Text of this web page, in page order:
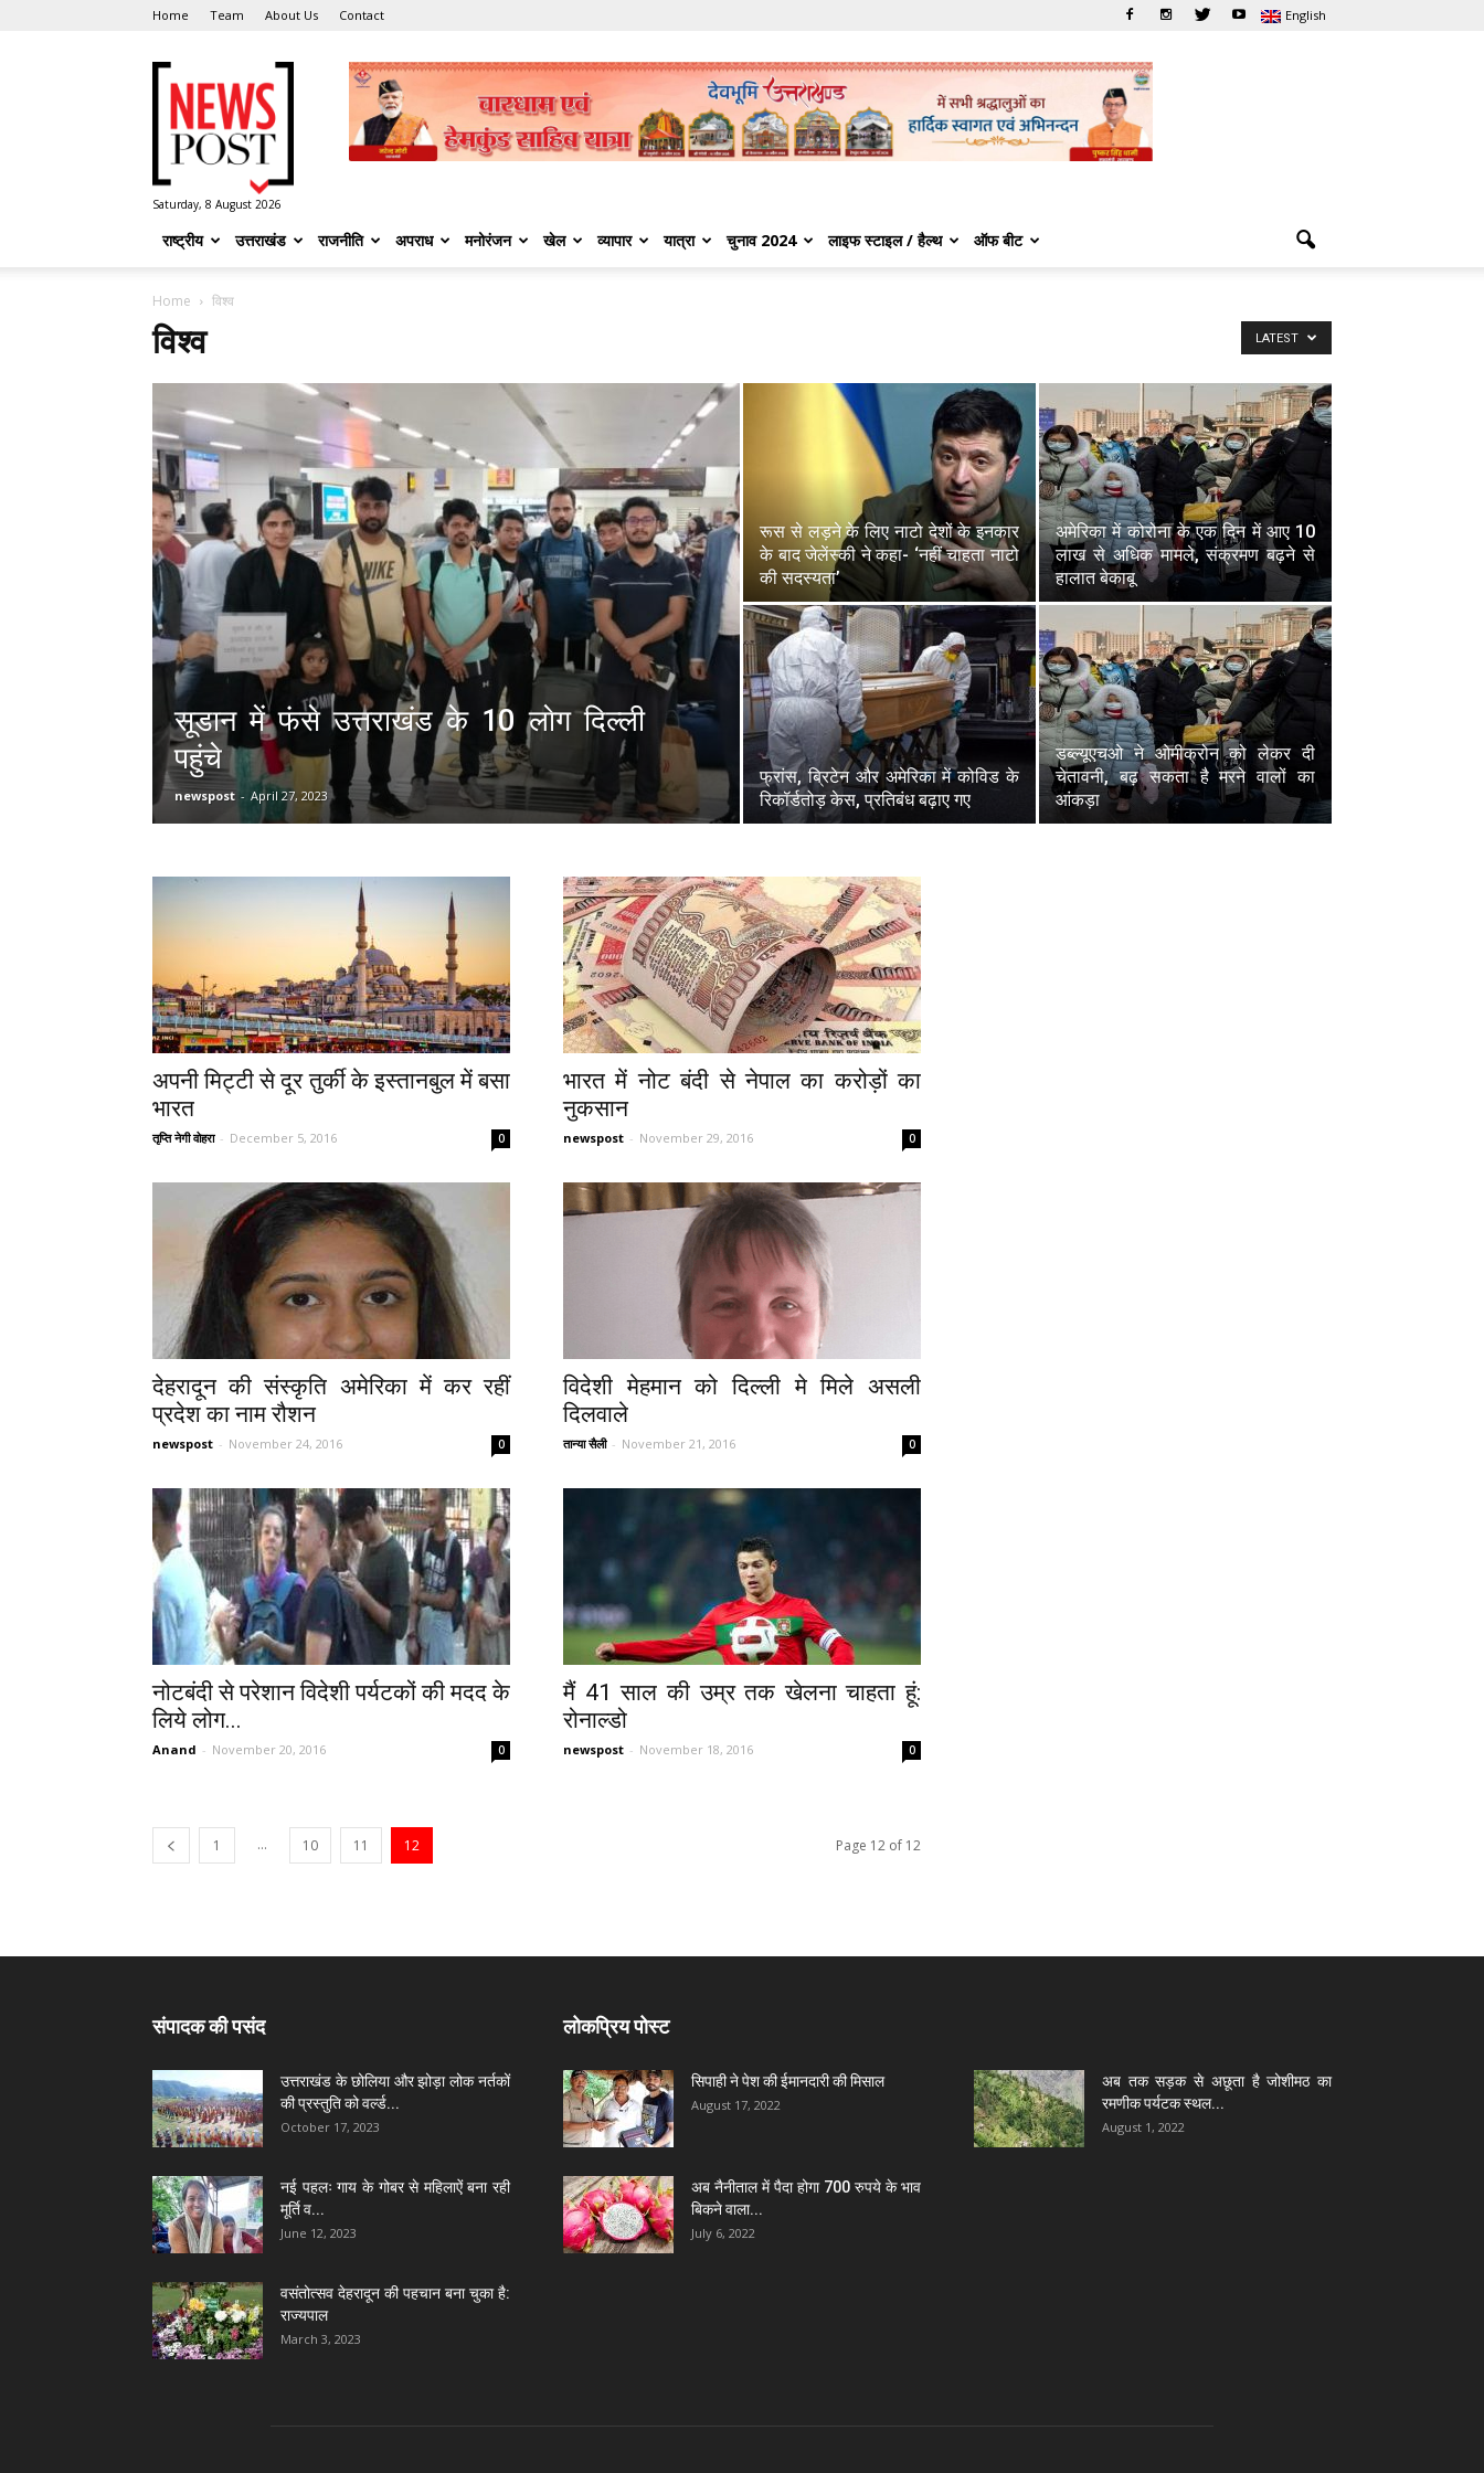
Home Team About Us Contact English
Post
Saturday, 8 August 2026
राष्ट्रीय उत्तराखंड राजनीति अपराध मनोरंजन खेल व्यापार यात्रा चुनाव 2024 लाइफ स्टाइल / हैल्थ ऑफ बीट
Home विश्व
विश्व LATEST
सूडान में फंसे उत्तराखंड के 10 लाेग दिल्ली
पहुंचे
newspost - April 27, 2023
रूस से लड़ने के लिए नाटो देशों के इनकार
के बाद जेलेंस्की ने कहा- ‘नहीं चाहता नाटो
की सदस्यता’
अमेरिका में कोरोना के एक दिन में आए 10
लाख से अधिक मामले, संक्रमण बढ़ने से
हालात बेकाबू
फ्रांस, ब्रिटेन और अमेरिका में कोविड के
रिकॉर्डतोड़ केस, प्रतिबंध बढ़ाए गए
डब्ल्यूएचओ ने ओमीक्रोन को लेकर दी
चेतावनी, बढ़ सकता है मरने वालों का
आंकड़ा
अपनी मिट्टी से दूर तुर्की के इस्तानबुल में बसा
भारत
तृप्ति नेगी वोहरा - December 5, 2016 0
भारत में नोट बंदी से नेपाल का करोड़ों का
नुकसान
newspost - November 29, 2016 0
देहरादून की संस्कृति अमेरिका में कर रहीं
प्रदेश का नाम रौशन
newspost - November 24, 2016 0
विदेशी मेहमान को दिल्ली मे मिले असली
दिलवाले
तान्या सैली - November 21, 2016 0
नोटबंदी से परेशान विदेशी पर्यटकों की मदद के
लिये लोग...
Anand - November 20, 2016 0
मैं 41 साल की उम्र तक खेलना चाहता हूं:
रोनाल्डो
newspost - November 18, 2016 0
1 ... 10 11 12 Page 12 of 12
संपादक की पसंद
उत्तराखंड के छोलिया और झोड़ा लोक नर्तकों
की प्रस्तुति को वर्ल्ड...
October 17, 2023
नई पहलः गाय के गोबर से महिलाऐं बना रही
मूर्ति व...
June 12, 2023
वसंतोत्सव देहरादून की पहचान बना चुका है:
राज्यपाल
March 3, 2023
लोकप्रिय पोस्ट
सिपाही ने पेश की ईमानदारी की मिसाल
August 17, 2022
अब तक सड़क से अछूता है जोशीमठ का
रमणीक पर्यटक स्थल...
August 1, 2022
अब नैनीताल में पैदा होगा 700 रुपये के भाव
बिकने वाला...
July 6, 2022